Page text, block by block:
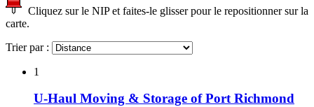
Cliquez sur le NIP et faites-le glisser pour le repositionner sur la
carte.
Trier par :
1
U-Haul Moving & Storage of Port Richmond